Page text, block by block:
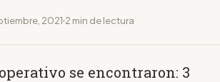
2021 2 min de lectura
se encontraron: 3